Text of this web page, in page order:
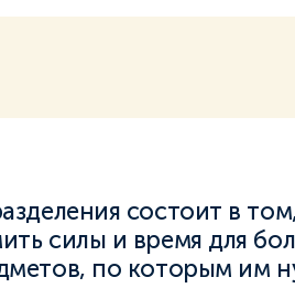
состоит в
силы и время для
по которым им